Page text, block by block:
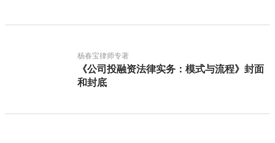
杨春宝律师专著
《公司投融资法律实务：模式与流程》封面
和封底